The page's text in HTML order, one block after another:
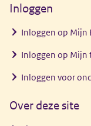
Inloggen
Inloggen op Mijn
Inloggen op Mijn
Inloggen voor
Over deze site